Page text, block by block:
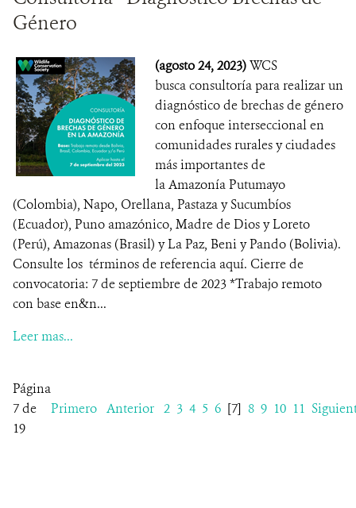
Género
(agosto 24, 2023)WCS
busca consultoría para realizar un
diagnóstico de brechas de género
con enfoque interseccional en
comunidades rurales y ciudades
más importantes de
la Amazonía Putumayo
(Colombia), Napo, Orellana, Pastaza y Sucumbíos
(Ecuador), Puno amazónico, Madre de Dios y Loreto
(Perú), Amazonas (Brasil) y La Paz, Beni y Pando (Bolivia).
Consulte los términos de referencia aquí. Cierre de
convocatoria: 7 de septiembre de 2023 *Trabajo remoto
con base en&n...
Leer mas...
Página
7 de
19
Primero Anterior 2 3 4 5 6 [7] 8 9 10 11